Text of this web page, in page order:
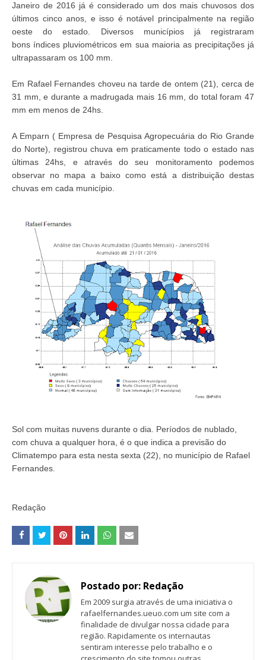
Janeiro de 2016 já é considerado um dos mais chuvosos dos
últimos cinco anos, e isso é notável principalmente na região
oeste do estado. Diversos municípios já registraram
bons índices pluviométricos em sua maioria as precipitações já
ultrapassaram os 100 mm.
Em Rafael Fernandes choveu na tarde de ontem (21), cerca de
31 mm, e durante a madrugada mais 16 mm, do total foram 47
mm em menos de 24hs.
A Emparn ( Empresa de Pesquisa Agropecuária do Rio Grande
do Norte), registrou chuva em praticamente todo o estado nas
últimas 24hs, e através do seu monitoramento podemos
observar no mapa a baixo como está a distribuição destas
chuvas em cada município.
Sol com muitas nuvens durante o dia. Períodos de nublado,
com chuva a qualquer hora, é o que indica a previsão do
Climatempo para esta nesta sexta (22), no município de Rafael
Fernandes.
Redação
Postado por: Redação
Em 2009 surgia através de uma iniciativa o
rafaelfernandes.ueuo.com um site com a
finalidade de divulgar nossa cidade para
região. Rapidamente os internautas
sentiram interesse pelo trabalho e o